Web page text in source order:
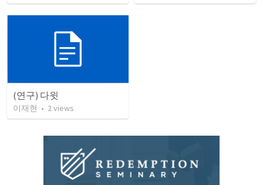
(연구) 다윗
이재현 • 2views